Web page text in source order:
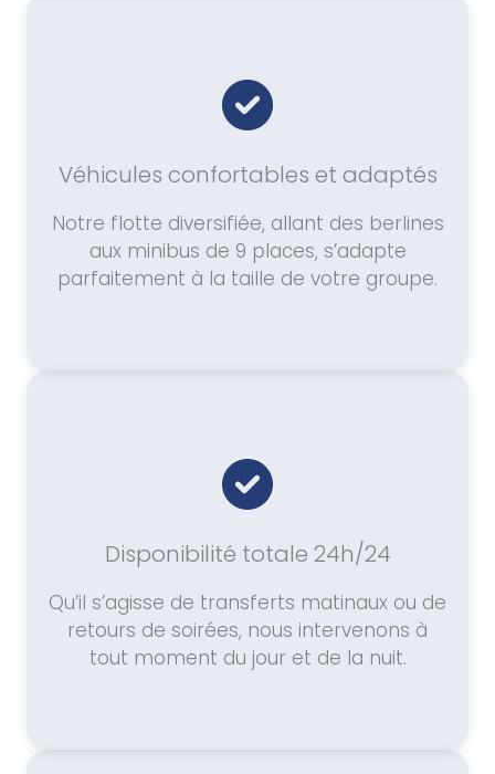
Véhicules confortables et adaptés
Notre flotte diversifiée, allant des berlines
aux minibus de 9 places, s’adapte
parfaitement à la taille de votre groupe.
Disponibilité totale 24h/24
Qu’il s’agisse de transferts matinaux ou de
retours de soirées, nous intervenons à
tout moment du jour et de la nuit.